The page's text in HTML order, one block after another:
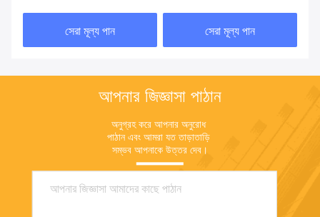
সেরা মূল্য পান সেরা মূল্য পান
আপনার জিজ্ঞাসা পাঠান
অনুগ্রহ করে আপনার অনুরোধ
পাঠান এবং আমরা যত তাড়াতাড়ি
সম্ভব আপনাকে উত্তর দেব।